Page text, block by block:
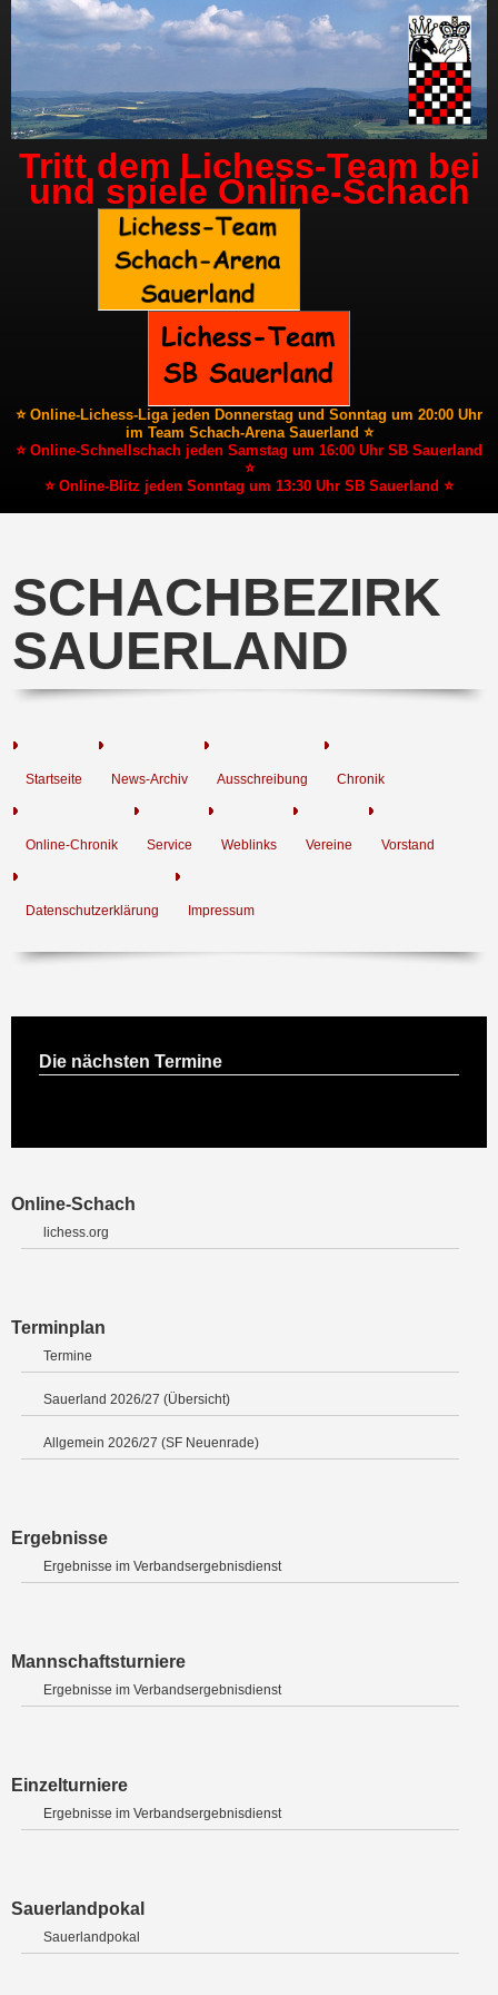
Tritt dem Lichess-Team bei
und spiele Online-Schach
⭐ Online-Lichess-Liga jeden Donnerstag und Sonntag um 20:00 Uhr
im Team Schach-Arena Sauerland ⭐
⭐ Online-Schnellschach jeden Samstag um 16:00 Uhr SB Sauerland
⭐
⭐ Online-Blitz jeden Sonntag um 13:30 Uhr SB Sauerland ⭐
SCHACHBEZIRK
SAUERLAND
Startseite News-Archiv Ausschreibung Chronik
Online-Chronik Service Weblinks Vereine Vorstand
Datenschutzerklärung Impressum
Die nächsten Termine
Online-Schach
lichess.org
Terminplan
Termine
Sauerland 2026/27 (Übersicht)
Allgemein 2026/27 (SF Neuenrade)
Ergebnisse
Ergebnisse im Verbandsergebnisdienst
Mannschaftsturniere
Ergebnisse im Verbandsergebnisdienst
Einzelturniere
Ergebnisse im Verbandsergebnisdienst
Sauerlandpokal
Sauerlandpokal